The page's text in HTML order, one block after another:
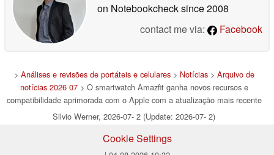
on Notebookchecksince 2008
contact me via:
Facebook
> Análises e revisões de portáteis e celulares> Notícias> Arquivo de
notícias 2026 07> O smartwatch Amazfit ganha novos recursos e
compatibilidade aprimorada com o Apple com a atualização mais recente
Silvio Werner, 2026-07- 2 (Update: 2026-07- 2)
Cookie Settings